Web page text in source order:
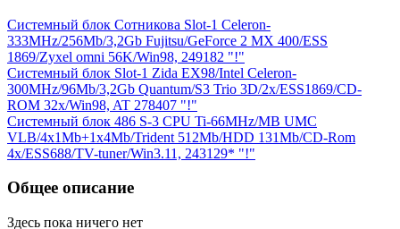
Системный блок Сотникова Slot-1 Celeron-
333MHz/256Mb/3,2Gb Fujitsu/GeForce 2 MX 400/ESS
1869/Zyxel omni 56K/Win98, 249182 "!"
Системный блок Slot-1 Zida EX98/Intel Celeron-
300MHz/96Mb/3,2Gb Quantum/S3 Trio 3D/2x/ESS1869/CD-
ROM 32x/Win98, AT 278407 "!"
Системный блок 486 S-3 CPU Ti-66MHz/MB UMC
VLB/4x1Mb+1x4Mb/Trident 512Mb/HDD 131Mb/CD-Rom
4x/ESS688/TV-tuner/Win3.11, 243129* "!"
Общее описание
Здесь пока ничего нет